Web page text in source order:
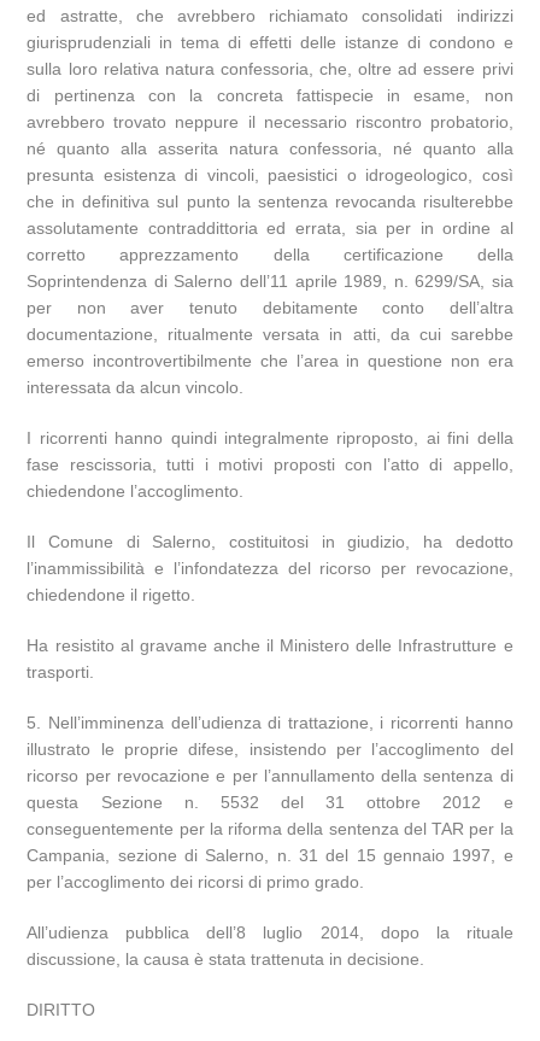
ed astratte, che avrebbero richiamato consolidati indirizzi
giurisprudenziali in tema di effetti delle istanze di condono e
sulla loro relativa natura confessoria, che, oltre ad essere privi
di pertinenza con la concreta fattispecie in esame, non
avrebbero trovato neppure il necessario riscontro probatorio,
né quanto alla asserita natura confessoria, né quanto alla
presunta esistenza di vincoli, paesistici o idrogeologico, così
che in definitiva sul punto la sentenza revocanda risulterebbe
assolutamente contraddittoria ed errata, sia per in ordine al
corretto apprezzamento della certificazione della
Soprintendenza di Salerno dell’11 aprile 1989, n. 6299/SA, sia
per non aver tenuto debitamente conto dell’altra
documentazione, ritualmente versata in atti, da cui sarebbe
emerso incontrovertibilmente che l’area in questione non era
interessata da alcun vincolo.
I ricorrenti hanno quindi integralmente riproposto, ai fini della
fase rescissoria, tutti i motivi proposti con l’atto di appello,
chiedendone l’accoglimento.
Il Comune di Salerno, costituitosi in giudizio, ha dedotto
l’inammissibilità e l’infondatezza del ricorso per revocazione,
chiedendone il rigetto.
Ha resistito al gravame anche il Ministero delle Infrastrutture e
trasporti.
5. Nell’imminenza dell’udienza di trattazione, i ricorrenti hanno
illustrato le proprie difese, insistendo per l’accoglimento del
ricorso per revocazione e per l’annullamento della sentenza di
questa Sezione n. 5532 del 31 ottobre 2012 e
conseguentemente per la riforma della sentenza del TAR per la
Campania, sezione di Salerno, n. 31 del 15 gennaio 1997, e
per l’accoglimento dei ricorsi di primo grado.
All’udienza pubblica dell’8 luglio 2014, dopo la rituale
discussione, la causa è stata trattenuta in decisione.
DIRITTO